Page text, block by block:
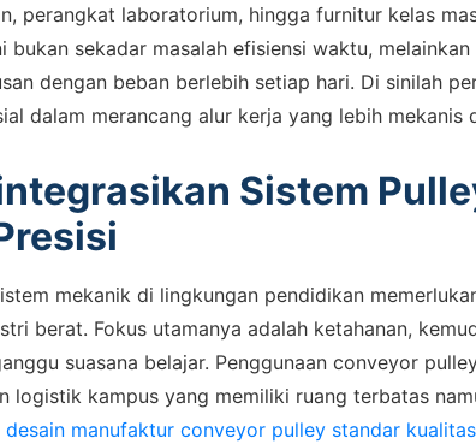
perangkat laboratorium, hingga furnitur kelas
bukan sekadar masalah efisiensi waktu,
dengan beban berlebih setiap hari. Di sinilah
dalam merancang alur kerja yang lebih mekanis
Sistem
mekanik di lingkungan pendidikan
berat. Fokus utamanya adalah ketahanan,
suasana belajar. Penggunaan conveyor
logistik kampus yang memiliki ruang terbatas
desain manufaktur conveyor pulley standar